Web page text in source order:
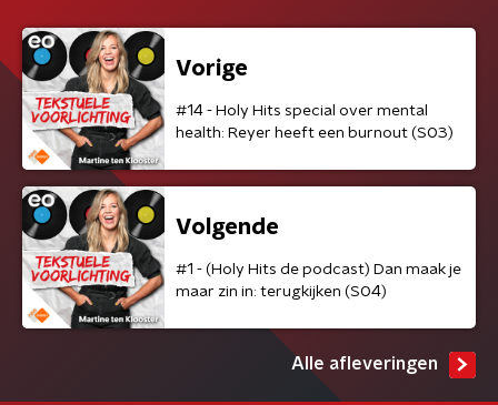
Vorige
#14 - Holy Hits special over mental
health: Reyer heeft een burnout (S03)
Volgende
#1 - (Holy Hits de podcast) Dan maak je
maar zin in: terugkijken (S04)
Alle afleveringen